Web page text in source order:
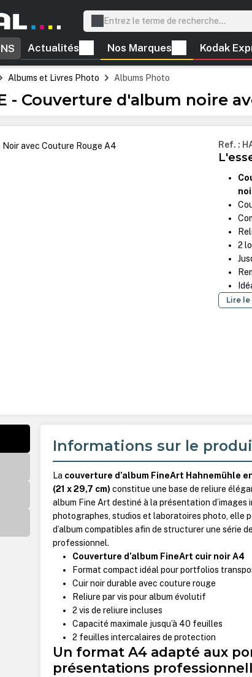
principale
Actualités Nos Marques Kodak
Albums et Livres Photo Albums Photo
- Couverture d'album noire
Ref. :
2
Lire
Informations sur le
La couverture d’album FineArt Hahnemühle
(21 x 29,7 cm) constitue une base de reliure
album Fine Art destiné à la présentation
photographes, studios et laboratoires photo, elle
d’album compatibles afin de structurer une série
professionnel.
Couverture d’album FineArt cuir noir A4
Format compact idéal pour portfolios
Cuir noir durable avec couture rouge
Reliure par vis pour album évolutif
2 vis de reliure incluses
Capacité maximale jusqu’à 40 feuilles
2 feuilles intercalaires de protection
Un format A4 adapté aux
présentations